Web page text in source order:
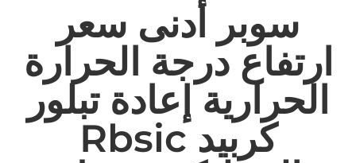
سوبر أدنى سعر
ارتفاع درجة الحرارة
الحرارية إعادة تبلور
Rbsic كربيد